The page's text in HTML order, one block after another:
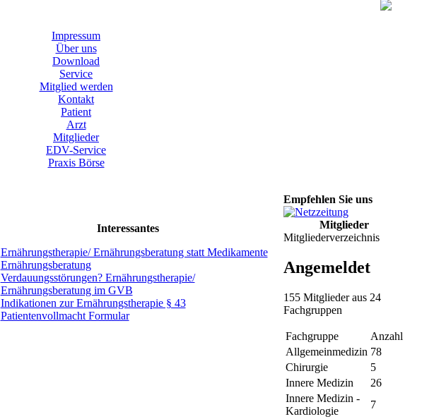
Impressum
Über uns
Download
Service
Mitglied werden
Kontakt
Patient
Arzt
Mitglieder
EDV-Service
Praxis Börse
Interessantes
Ernährungstherapie/ Ernährungsberatung statt Medikamente
Ernährungsberatung
Verdauungsstörungen? Ernährungstherapie/
Ernährungsberatung im GVB
Indikationen zur Ernährungstherapie § 43
Patientenvollmacht Formular
Empfehlen Sie uns
Mitglieder
Mitgliederverzeichnis
Angemeldet
155 Mitglieder aus 24
Fachgruppen
Fachgruppe
Anzahl
Allgemeinmedizin 78
Chirurgie
5
Innere Medizin
26
Innere Medizin -
Kardiologie
7